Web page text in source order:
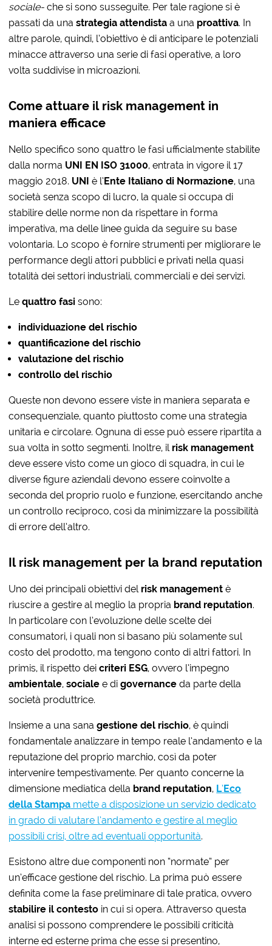
sociale- che si sono susseguite. Per tale ragione si è
passati da unastrategia attendista a una proattiva. In
altre parole, quindi, l’obiettivo è di anticipare le potenziali
minacce attraverso una serie di fasi operative, a loro
volta suddivise in microazioni.
Come attuare il risk management in
maniera efficace
Nello specifico sono quattro le fasi ufficialmente stabilite
dalla norma UNI EN ISO 31000, entrata in vigore il 17
maggio 2018. UNI è l’Ente Italiano di Normazione, una
società senza scopo di lucro, la quale si occupa di
stabilire delle norme non da rispettare in forma
imperativa, ma delle linee guida da seguire su base
volontaria. Lo scopo è fornire strumenti per migliorare le
performance degli attori pubblici e privati nella quasi
totalità dei settori industriali, commerciali e dei servizi.
Lequattro fasi sono:
individuazione del rischio
quantificazione del rischio
valutazione del rischio
controllo del rischio
Queste non devono essere viste in maniera separata e
consequenziale, quanto piuttosto come una strategia
unitaria e circolare. Ognuna di esse può essere ripartita a
sua volta in sotto segmenti. Inoltre, il risk management
deve essere visto come un gioco di squadra, in cui le
diverse figure aziendali devono essere coinvolte a
seconda del proprio ruolo e funzione, esercitando anche
un controllo reciproco, così da minimizzare la possibilità
di errore dell’altro.
Il risk management per la brand reputation
Uno dei principali obiettivi del risk management è
riuscire a gestire al meglio la propria brand reputation.
In particolare con l’evoluzione delle scelte dei
consumatori, i quali non si basano più solamente sul
costo del prodotto, ma tengono conto di altri fattori. In
primis, il rispetto deicriteri ESG, ovvero l’impegno
ambientale,sociale e digovernance da parte della
società produttrice.
Insieme a una sanagestione del rischio, è quindi
fondamentale analizzare in tempo reale l’andamento e la
reputazione del proprio marchio, così da poter
intervenire tempestivamente. Per quanto concerne la
dimensione mediatica della brand reputation, L’Eco
della Stampa mette a disposizione un servizio dedicato
in grado di valutare l’andamento e gestire al meglio
possibili crisi, oltre ad eventuali opportunità.
Esistono altre due componenti non “normate” per
un’efficace gestione del rischio. La prima può essere
definita come la fase preliminare di tale pratica, ovvero
stabilire il contesto in cui si opera. Attraverso questa
analisi si possono comprendere le possibili criticità
interne ed esterne prima che esse si presentino,